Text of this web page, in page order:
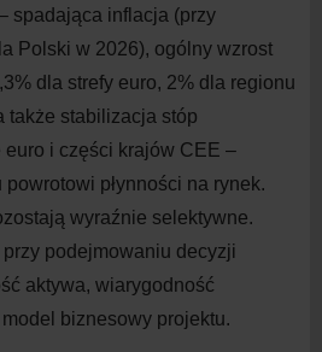
spadająca inflacja (przy
Polski w 2026), ogólny wzrost
dla strefy euro, 2% dla regionu
także stabilizacja stóp
euro i części krajów CEE –
płynności na rynek.
wyraźnie selektywne.
podejmowaniu decyzji
aktywa, wiarygodność
biznesowy projektu.